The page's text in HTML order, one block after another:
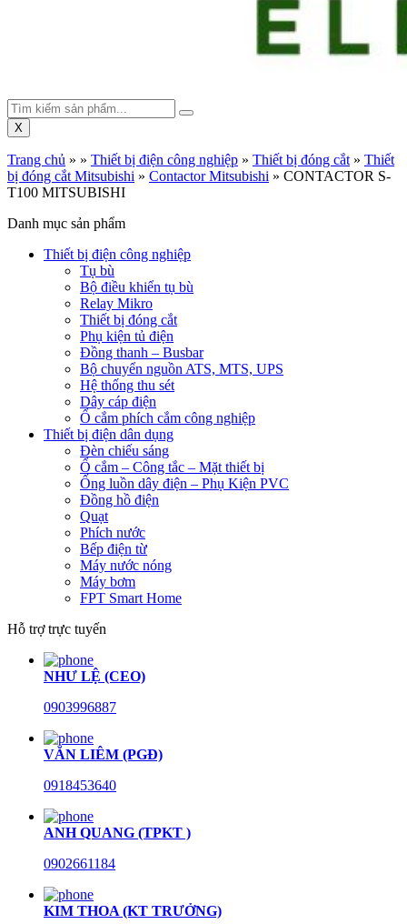
X
Trang chủ » » Thiết bị điện công nghiệp » Thiết bị đóng cắt » Thiết
bị đóng cắt Mitsubishi » Contactor Mitsubishi » CONTACTOR S-
T100 MITSUBISHI
Danh mục sản phẩm
Thiết bị điện công nghiệp
Tụ bù
Bộ điều khiển tụ bù
Relay Mikro
Thiết bị đóng cắt
Phụ kiện tủ điện
Đồng thanh – Busbar
Bộ chuyển nguồn ATS, MTS, UPS
Hệ thống thu sét
Dây cáp điện
Ổ cắm phích cắm công nghiệp
Thiết bị điện dân dụng
Đèn chiếu sáng
Ổ cắm – Công tắc – Mặt thiết bị
Ống luồn dây điện – Phụ Kiện PVC
Đồng hồ điện
Quạt
Phích nước
Bếp điện từ
Máy nước nóng
Máy bơm
FPT Smart Home
Hỗ trợ trực tuyến
NHƯ LỆ (CEO)
0903996887
VĂN LIÊM (PGĐ)
0918453640
ANH QUANG (TPKT )
0902661184
KIM THOA (KT TRƯỞNG)